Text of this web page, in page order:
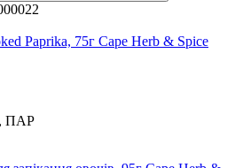
Paprika, 75г Cape Herb & Spice
ПАР